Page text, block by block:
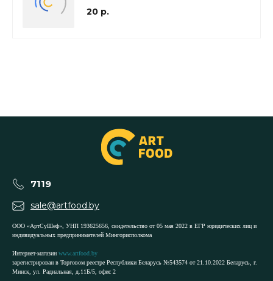
20 р.
7119
sale@artfood.by
ООО «АртСуШеф», УНП 193625656, свидетельство от 05 мая 2022 в ЕГР юридических лиц и
индивидуальных предпринимателей Мингорисполкома
Интернет-магазин www.artfood.by
зарегистрирован в Торговом реестре Республики Беларусь №543574 от 21.10.2022 Беларусь, г.
Минск, ул. Радиальная, д.11Б/5, офис 2